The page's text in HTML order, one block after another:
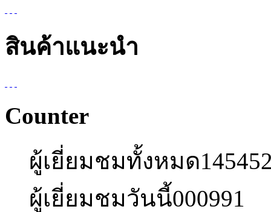
สินค้าแนะนำ
Counter
ผู้เยี่ยมชมทั้งหมด
ผู้เยี่ยมชมวันนี้000991